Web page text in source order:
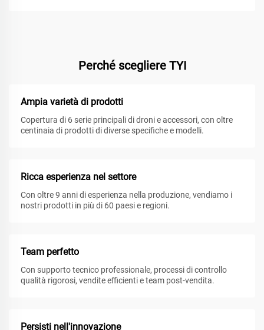
Perché scegliere TYI
Ampia varietà di prodotti
Copertura di 6 serie principali di droni e accessori, con oltre
centinaia di prodotti di diverse specifiche e modelli.
Ricca esperienza nel settore
Con oltre 9 anni di esperienza nella produzione, vendiamo i
nostri prodotti in più di 60 paesi e regioni.
Team perfetto
Con supporto tecnico professionale, processi di controllo
qualità rigorosi, vendite efficienti e team post-vendita.
Persisti nell'innovazione